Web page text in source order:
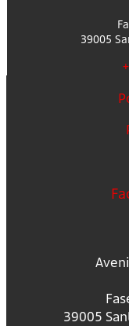
39005
39005